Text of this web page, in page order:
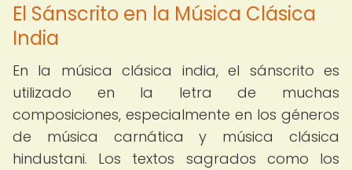
El Sánscrito en la Música Clásica
India
En la música clásica india, el sánscrito es
utilizado en la letra de muchas
composiciones, especialmente en los géneros
de música carnática y música clásica
hindustani. Los textos sagrados como los